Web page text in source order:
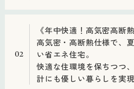
02
《年中快適！高気密高断熱
高気密・高断熱仕様で、
い省エネ住宅。
快適な住環境を保ちつつ
計にも優しい暮らしを実現